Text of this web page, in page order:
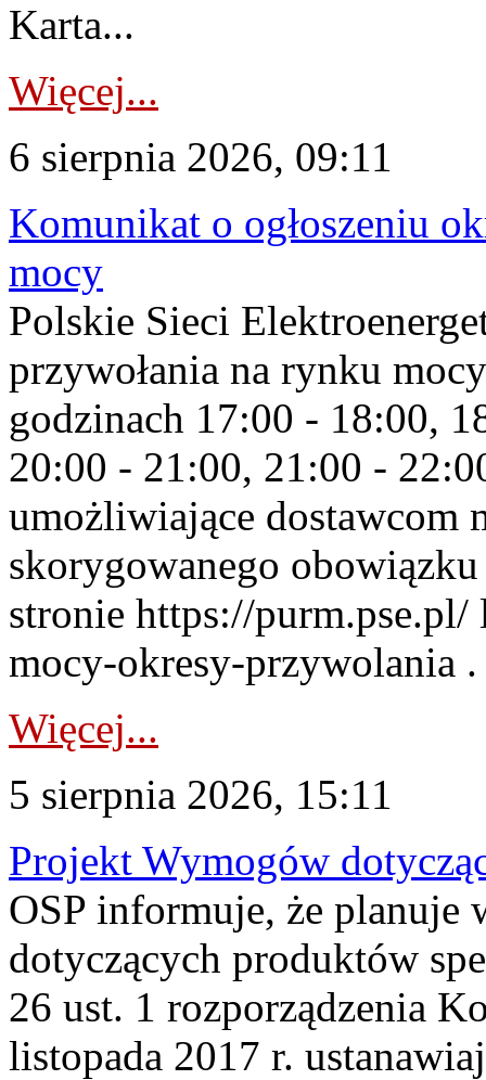
Karta...
Więcej...
6 sierpnia 2026, 09:11
Komunikat o ogłoszeniu
mocy
Polskie Sieci
przywołania na rynku
godzinach 17:00 - 18:00,
20:00 - 21:00, 21:00 -
umożliwiające dostawcom
skorygowanego
stronie https://
mocy-okresy-przywolania
Więcej...
5 sierpnia 2026, 15:11
Projekt Wymogów
OSP informuje, że planuje
dotyczących produktów
26 ust. 1 rozporządzenia
listopada 2017 r.